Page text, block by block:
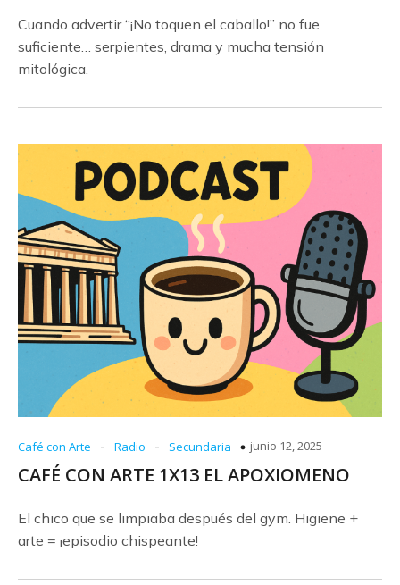
Cuando advertir “¡No toquen el caballo!” no fue
suficiente… serpientes, drama y mucha tensión
mitológica.
Café con Arte - Radio - Secundaria junio 12, 2025
CAFÉ CON ARTE 1X13 EL APOXIOMENO
El chico que se limpiaba después del gym. Higiene +
arte = ¡episodio chispeante!